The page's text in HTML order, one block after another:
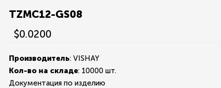
TZMC12-GS08
$0.0200
Производитель: VISHAY
Кол-во на складе: 10000 шт.
Документация по изделию